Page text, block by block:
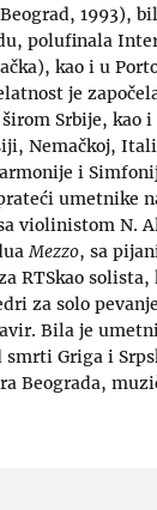
1993),
polufinala
kao i u
je
Srbije,
Nemačkoj,
i
umetnike
violinistom N.
Mezzo, sa
RTSkao
za solo
Bila je
smrti Griga i
Beograda,